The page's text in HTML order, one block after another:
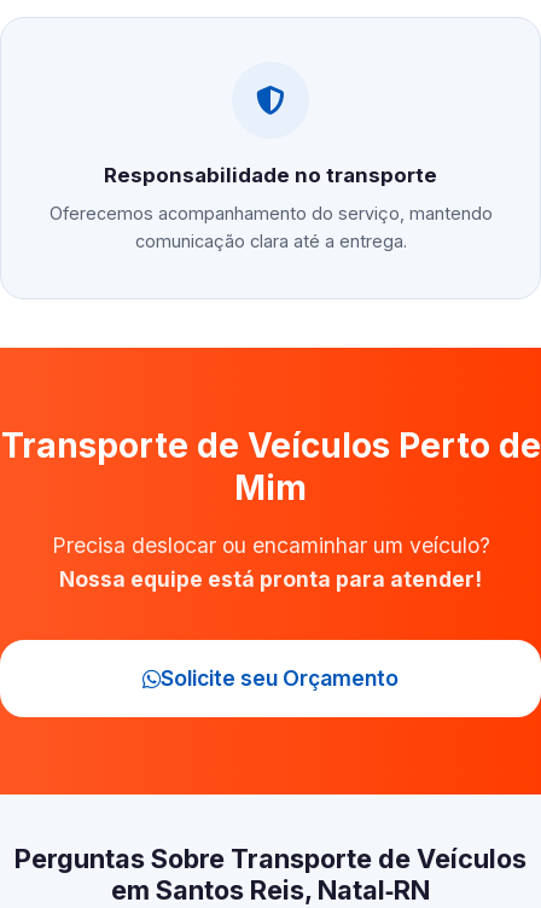
Responsabilidade no transporte
Oferecemos acompanhamento do serviço, mantendo
comunicação clara até a entrega.
Transporte de Veículos Perto de
Mim
Precisa deslocar ou encaminhar um veículo?
Nossa equipe está pronta para atender!
Solicite seu Orçamento
Perguntas Sobre Transporte de Veículos
em Santos Reis, Natal‑RN